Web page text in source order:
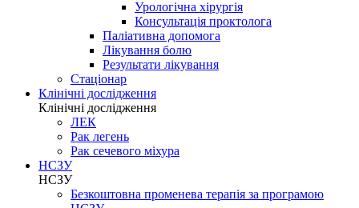
Урологічна хірургія
Консультація проктолога
Паліативна допомога
Лікування болю
Результати лікування
Стаціонар
Клінічні дослідження
Клінічні дослідження
ЛЕК
Рак легень
Рак сечевого міхура
НСЗУ
НСЗУ
Безкоштовна променева терапія за програмою